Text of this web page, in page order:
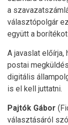
a
választópolgár
együtt a
A javaslat
postai
digitális
is el kell juttatni.
Pajtók Gábor
választásáról